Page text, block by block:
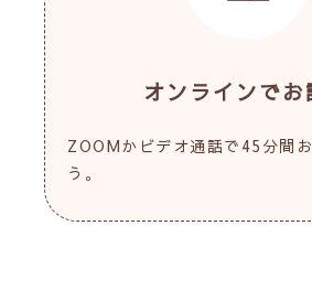
オンラインでお
ZOOMかビデオ通話で45分間
う。